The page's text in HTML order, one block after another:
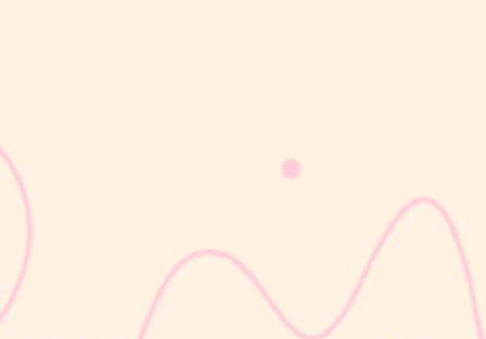
diberikan melalui suntikan setiap 3 bulan untuk membantu
mencegah kehamilan. Jenis KB ini mengandung hormon progestin